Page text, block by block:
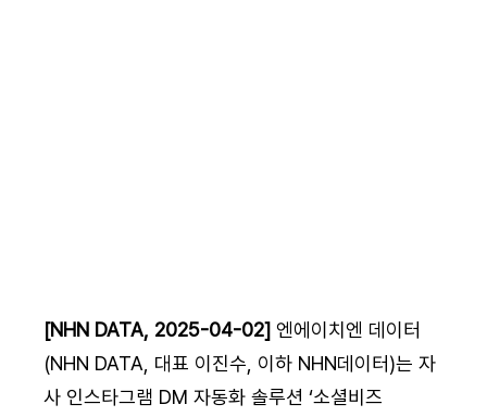
[NHN DATA, 2025-04-02] 엔에이치엔 데이터
(NHN DATA, 대표 이진수, 이하 NHN데이터)는 자
사 인스타그램 DM 자동화 솔루션 ‘소셜비즈